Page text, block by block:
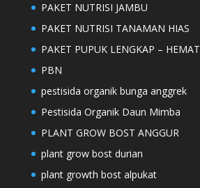
PAKET NUTRISI JAMBU
PAKET NUTRISI TANAMAN HIAS
PAKET PUPUK LENGKAP – HEMAT
PBN
pestisida organik bunga anggrek
Pestisida Organik Daun Mimba
PLANT GROW BOST ANGGUR
plant grow bost durian
plant growth bost alpukat